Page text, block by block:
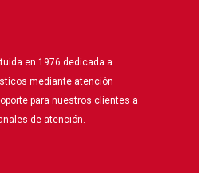
en 1976 dedicada a
mediante atención
para nuestros clientes a
de atención.